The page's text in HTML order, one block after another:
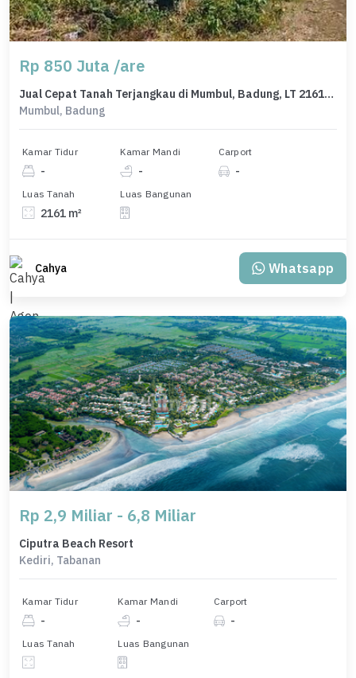
Rp 850 Juta /are
Jual Cepat Tanah Terjangkau di Mumbul, Badung, LT 2161m²
Mumbul, Badung
Kamar Tidur
-
Kamar Mandi
-
Carport
-
Luas Tanah
2161 m²
Luas Bangunan
Cahya Whatsapp
Rp 2,9 Miliar - 6,8 Miliar
Ciputra Beach Resort
Kediri, Tabanan
Kamar Tidur
-
Kamar Mandi
-
Carport
-
Luas Tanah Luas Bangunan